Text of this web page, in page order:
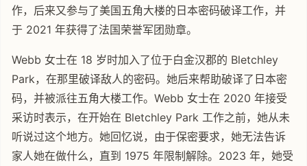
作，后来又参与了美国五角大楼的日本密码破译工作，并
于 2021 年获得了法国荣誉军团勋章。
Webb 女士在 18 岁时加入了位于白金汉郡的 Bletchley
Park，在那里破译敌人的密码。她后来帮助破译了日本密
码，并被派往五角大楼工作。Webb 女士在 2020 年接受
采访时表示，在开始在 Bletchley Park 工作之前，她从未
听说过这个地方。她回忆说，由于保密要求，她无法告诉
家人她在做什么，直到 1975 年限制解除。2023 年，她受